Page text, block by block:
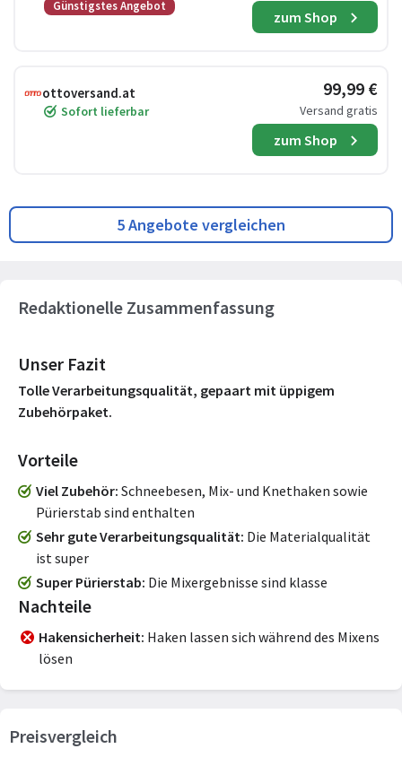
Günstigstes Angebot
zum Shop
ottoversand.at
Sofort lieferbar
99,99 €
Versand gratis
zum Shop
5 Angebote vergleichen
Redaktionelle Zusammenfassung
Unser Fazit
Tolle Verarbeitungsqualität, gepaart mit üppigem
Zubehörpaket.
Vorteile
Viel Zubehör Schneebesen, Mix- und Knethaken sowie
Pürierstab sind enthalten
Sehr gute Verarbeitungsqualität Die Materialqualität
ist super
Super Pürierstab Die Mixergebnisse sind klasse
Nachteile
Hakensicherheit Haken lassen sich während des Mixens
lösen
Preisvergleich